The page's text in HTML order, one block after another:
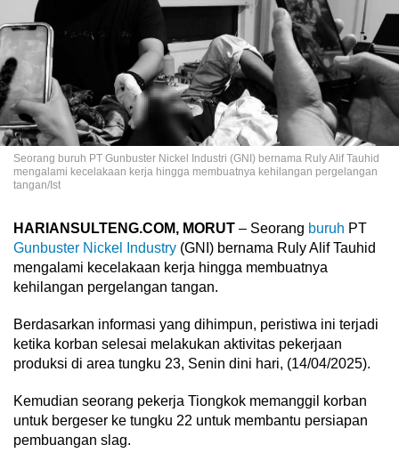
Seorang buruh PT Gunbuster Nickel Industri (GNI) bernama Ruly Alif Tauhid
mengalami kecelakaan kerja hingga membuatnya kehilangan pergelangan
tangan/Ist
HARIANSULTENG.COM, MORUT – Seorang buruh PT
Gunbuster Nickel Industry (GNI) bernama Ruly Alif Tauhid
mengalami kecelakaan kerja hingga membuatnya
kehilangan pergelangan tangan.
Berdasarkan informasi yang dihimpun, peristiwa ini terjadi
ketika korban selesai melakukan aktivitas pekerjaan
produksi di area tungku 23, Senin dini hari, (14/04/2025).
Kemudian seorang pekerja Tiongkok memanggil korban
untuk bergeser ke tungku 22 untuk membantu persiapan
pembuangan slag.